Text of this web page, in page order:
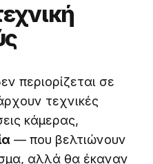
περιορίζεται σε
τεχνικές
κάμερας,
— που βελτιώνουν
αλλά θα έκαναν